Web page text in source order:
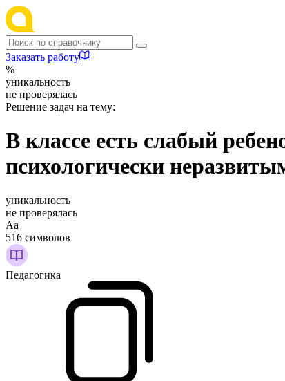
Заказать работу
%
уникальность
не проверялась
Решение задач на тему:
В классе есть слабый
психологически
уникальность
не проверялась
Аа
516 символов
Педагогика